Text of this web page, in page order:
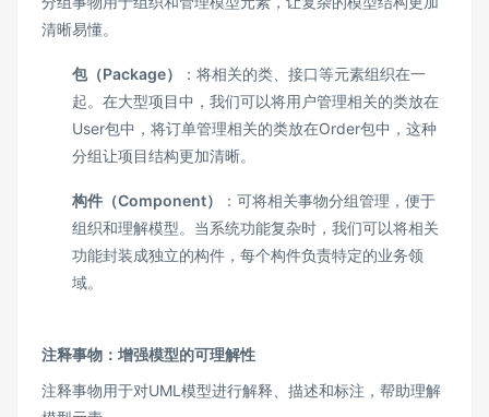
清晰易懂。
包（Package）
：将相关的类、接口等元素组织在一
起。在大型项目中，我们可以将用户管理相关的类放在
User包中，将订单管理相关的类放在Order包中，这种
分组让项目结构更加清晰。
构件（Component）
：可将相关事物分组管理，便于
组织和理解模型。当系统功能复杂时，我们可以将相关
功能封装成独立的构件，每个构件负责特定的业务领
域。
注释事物：增强模型的可理解性
注释事物用于对UML模型进行解释、描述和标注，帮助理解